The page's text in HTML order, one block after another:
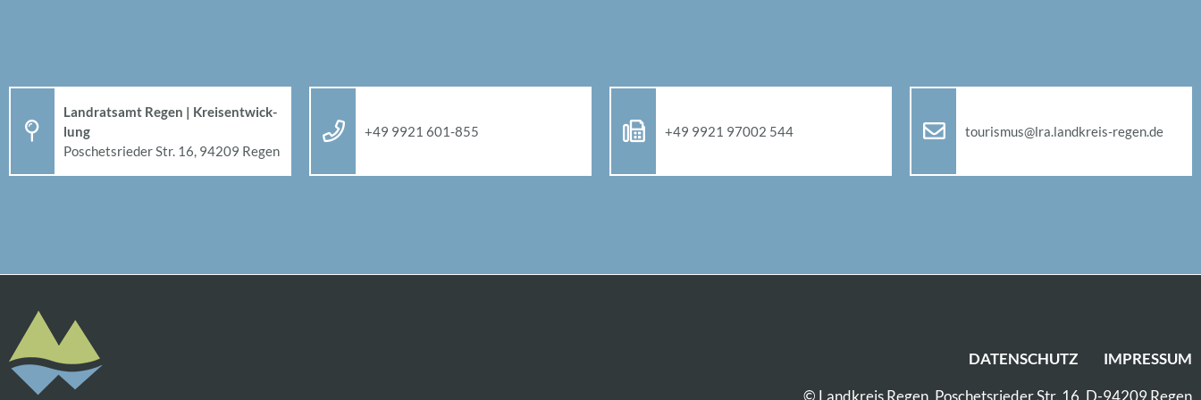
Land­rats­amt Re­gen | Kreis­ent­wick­
lung
Po­sche­ts­rie­der Str. 16, 94209 Re­gen
+49 9921 601-855 +49 9921 97002 544 tou­ris­mus@​lra.​landkreis-re­gen.de
DA­TEN­SCHUTZ
IM­PRES­SUM
© Land­kreis Re­gen, Po­sche­ts­rie­der Str. 16, D-94209 Re­gen